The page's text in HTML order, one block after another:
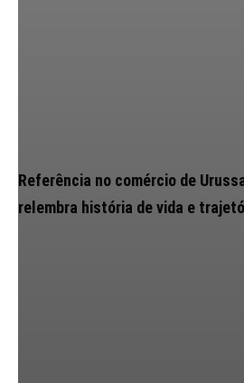
Referência no comércio de
relembra história de vida e